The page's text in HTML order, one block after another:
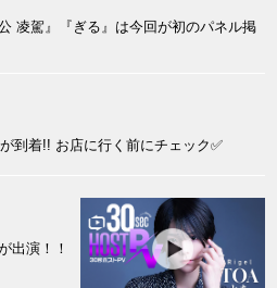
凌駕』『ぎる』は今回が初のパネル掲
到着!! お店に行く前にチェック✅
出演！！